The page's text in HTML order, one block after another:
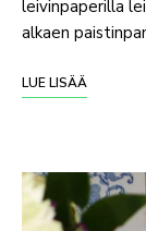
leivinpaperilla
alkaen
LUE LISÄÄ